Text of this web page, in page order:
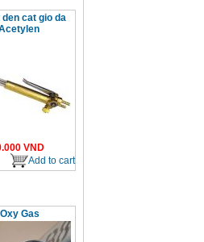
cat gio da
VND
Add to cart
Gas